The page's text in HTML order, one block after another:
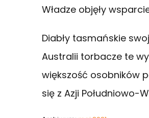
Władze objęły
Diabły tasmańskie
Australii torbacze te
większość osobników
się z Azji Południowo-